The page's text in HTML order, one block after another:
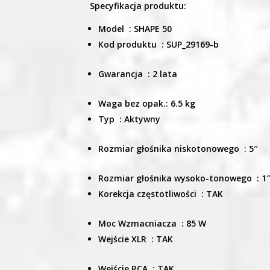
Specyfikacja produktu:
Model : SHAPE 50
Kod produktu : SUP_29169-b
Gwarancja : 2 lata
Waga bez opak.: 6.5 kg
Typ : Aktywny
Rozmiar głośnika niskotonowego : 5″
Rozmiar głośnika wysoko-tonowego : 1″
Korekcja częstotliwości : TAK
Moc Wzmacniacza : 85 W
Wejście XLR : TAK